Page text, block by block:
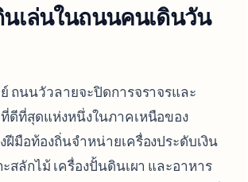
นเล่นในถนนคนเดินวัน
ถนนวัวลายจะปิดการจราจรและ
ดีที่สุดแห่งหนึ่งในภาคเหนือของ
ฝีมือท้องถิ่นจำหน่ายเครื่องประดับเงิน
สลักไม้ เครื่องปั้นดินเผา และอาหาร